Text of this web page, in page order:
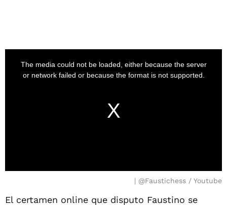
@Faustichess / Youtube
El certamen online que disputo Faustino se